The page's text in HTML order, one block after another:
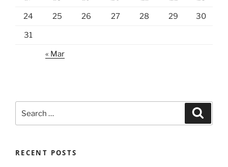
24 25 26 27 28 29 30
31
« Mar
for:
RECENT POSTS